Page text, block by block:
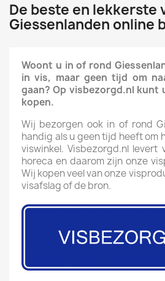
De beste en lekkerste
Giessenlanden online
Woont u in of rond
in vis, maar geen tijd om
gaan? Op visbezorgd.nl kunt
kopen.
Wij bezorgen ook in of rond
handig als u geen tijd heeft om
viswinkel. Visbezorgd.nl levert
horeca en daarom zijn onze
Wij kopen veel van onze
visafslag of de bron.